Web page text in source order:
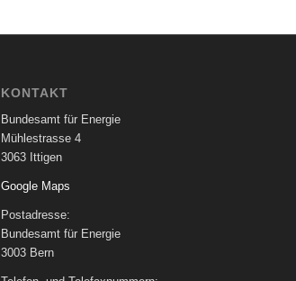
KONTAKT
Bundesamt für Energie
Mühlestrasse 4
3063 Ittigen
Google Maps
Postadresse:
Bundesamt für Energie
3003 Bern